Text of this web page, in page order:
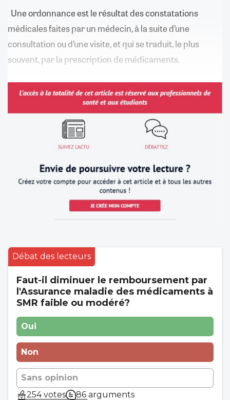
Une ordonnance est le résultat des constatations
médicales faites par un médecin, à la suite d’une
consultation ou d’une visite, et qui se traduit, le plus
souvent, par la prescription de médicaments.
Débat des lecteurs
Faut-il diminuer le remboursement par
l'Assurance maladie des médicaments à
SMR faible ou modéré?
Oui
Non
Sans opinion
254 votes
86 arguments